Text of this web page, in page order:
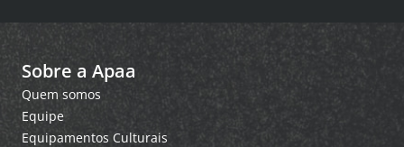
Sobre a Apaa
Quem somos
Equipe
Equipamentos Culturais